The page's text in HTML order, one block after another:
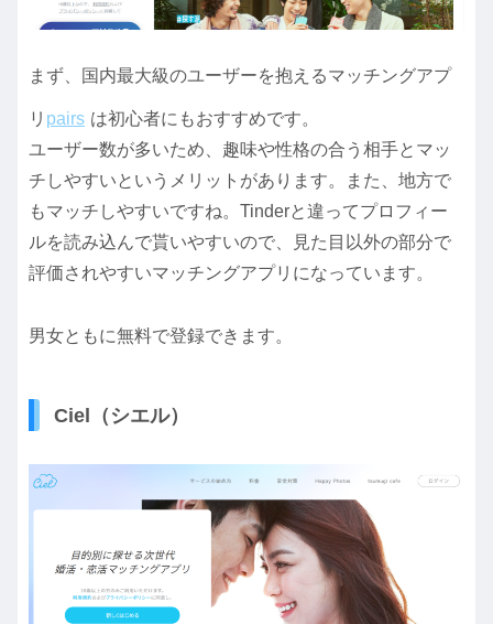
まず、国内最大級のユーザーを抱えるマッチングアプ
リ pairs は初心者にもおすすめです。
ユーザー数が多いため、趣味や性格の合う相手とマッ
チしやすいというメリットがあります。また、地方で
もマッチしやすいですね。Tinderと違ってプロフィー
ルを読み込んで貰いやすいので、見た目以外の部分で
評価されやすいマッチングアプリになっています。
男女ともに無料で登録できます。
Ciel（シエル）